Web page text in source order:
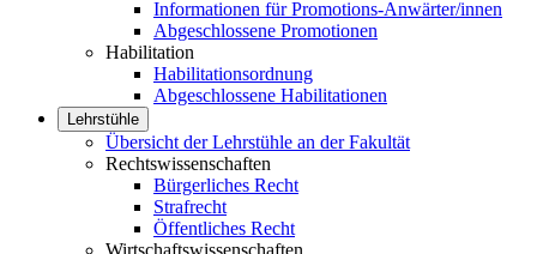
Informationen für Promotions-Anwärter/innen
Abgeschlossene Promotionen
Habilitation
Habilitationsordnung
Abgeschlossene Habilitationen
Lehrstühle
Übersicht der Lehrstühle an der Fakultät
Rechtswissenschaften
Bürgerliches Recht
Strafrecht
Öffentliches Recht
Wirtschaftswissenschaften